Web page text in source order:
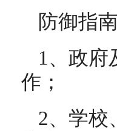
防御指南
1、政府
作；
2、学校